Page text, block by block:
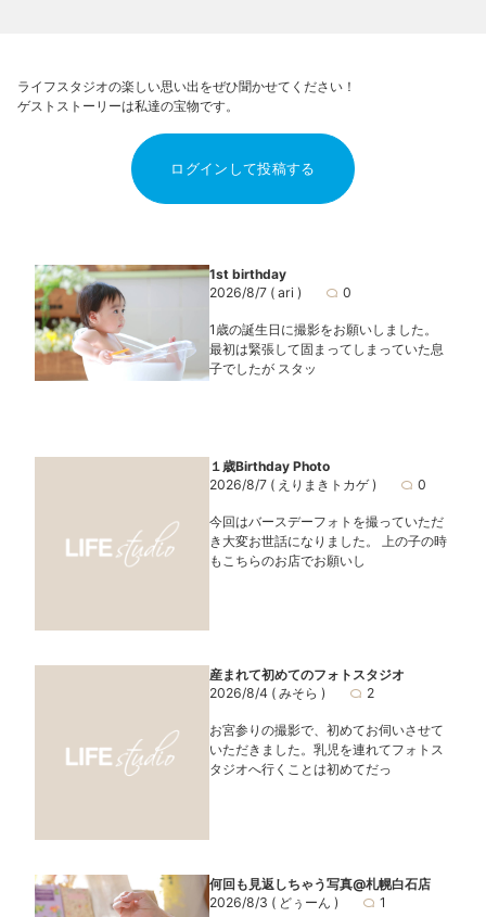
ライフスタジオの楽しい思い出をぜひ聞かせてください！
ゲストストーリーは私達の宝物です。
ログインして投稿する
1st birthday
2026/8/7 ( ari ) 0
1歳の誕生日に撮影をお願いしました。
最初は緊張して固まってしまっていた息
子でしたが スタッ
１歳Birthday Photo
2026/8/7 ( えりまきトカゲ ) 0
今回はバースデーフォトを撮っていただ
き大変お世話になりました。 上の子の時
もこちらのお店でお願いし
産まれて初めてのフォトスタジオ
2026/8/4 ( みそら ) 2
お宮参りの撮影で、初めてお伺いさせて
いただきました。乳児を連れてフォトス
タジオへ行くことは初めてだっ
何回も見返しちゃう写真@札幌白石店
2026/8/3 ( どぅーん ) 1